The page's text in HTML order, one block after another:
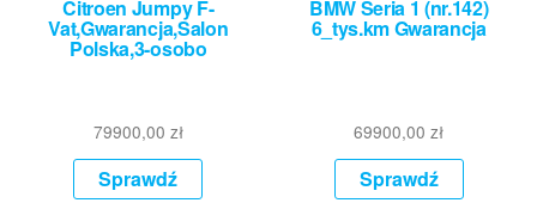
Citroen Jumpy F-
Vat,Gwarancja,Salon
Polska,3-osobo
79900,00 zł
Sprawdź
BMW Seria 1 (nr.142)
6_tys.km Gwarancja
69900,00zł
Sprawdź